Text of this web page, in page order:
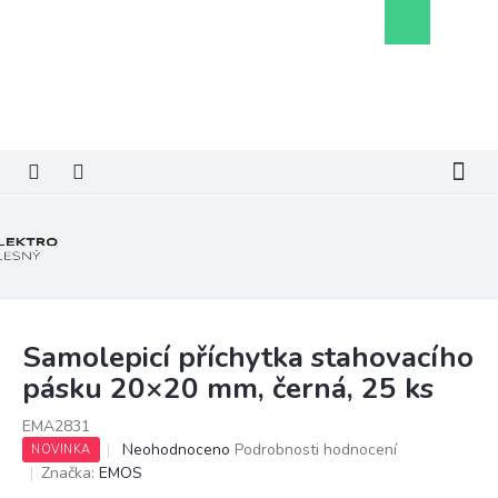
košík
Samolepicí příchytka stahovacího
pásku 20×20 mm, černá, 25 ks
EMA2831
NOVINKA
Průměrné
hodnocení
Neohodnoceno Podrobnosti hodnocení
Značka: EMOS